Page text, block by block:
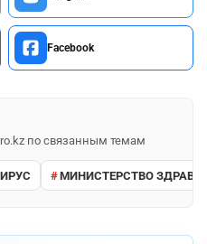
Facebook
по связанным темам
МИНИСТЕРСТВО